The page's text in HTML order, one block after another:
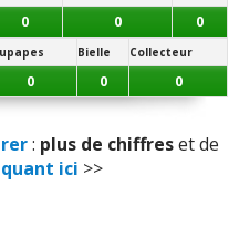
:1aime
aiment n'aime pas
: 1aime
0 0 0
Bielle Collecteur
0 0 0
: plus de chiffreset de
ici >>